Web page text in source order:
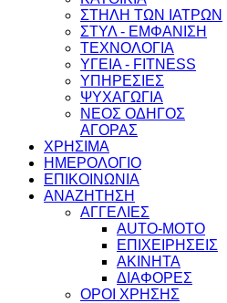
ΣΤΗΛΗ ΤΩΝ ΙΑΤΡΩΝ
ΣΤΥΛ - ΕΜΦΑΝΙΣΗ
ΤΕΧΝΟΛΟΓΙΑ
ΥΓΕΙΑ - FITNESS
ΥΠΗΡΕΣΙΕΣ
ΨΥΧΑΓΩΓΙΑ
ΝΕΟΣ ΟΔΗΓΟΣ
ΑΓΟΡΑΣ
ΧΡΗΣΙΜΑ
ΗΜΕΡΟΛΟΓΙΟ
ΕΠΙΚΟΙΝΩΝΙΑ
ΑΝΑΖΗΤΗΣΗ
ΑΓΓΕΛΙΕΣ
AUTO-MOTO
ΕΠΙΧΕΙΡΗΣΕΙΣ
ΑΚΙΝΗΤΑ
ΔΙΑΦΟΡΕΣ
ΟΡΟΙ ΧΡΗΣΗΣ